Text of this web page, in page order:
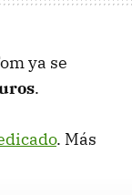
ya se
.
. Más